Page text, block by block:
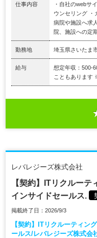
仕事内容
・自社のwebサ
ウンセリング ・
病院や施設へ求
院、施設への定
勤務地 埼玉県さいたま
給与
想定年収：500-
こともあります
レバレジーズ株式会社
【契約】ITリクルー
インサイドセールス.
掲載終了日：2026/9/3
【契約】ITリクルーティン
ールス/レバレジーズ株式会